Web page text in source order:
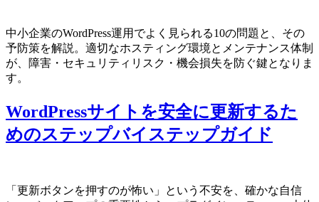
中小企業のWordPress運用でよく見られる10の問題と、その
予防策を解説。適切なホスティング環境とメンテナンス体制
が、障害・セキュリティリスク・機会損失を防ぐ鍵となりま
す。
WordPressサイトを安全に更新するた
めのステップバイステップガイド
「更新ボタンを押すのが怖い」という不安を、確かな自信